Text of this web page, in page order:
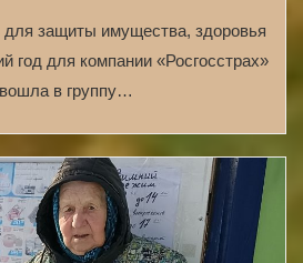
защиты имущества, здоровья
год для компании «Росгосстрах»
в группу…